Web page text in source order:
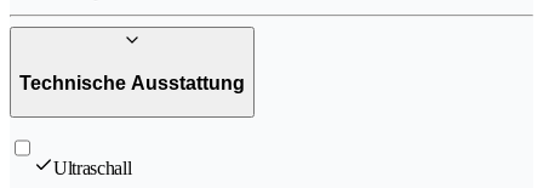
Technische Ausstattung
Ultraschall